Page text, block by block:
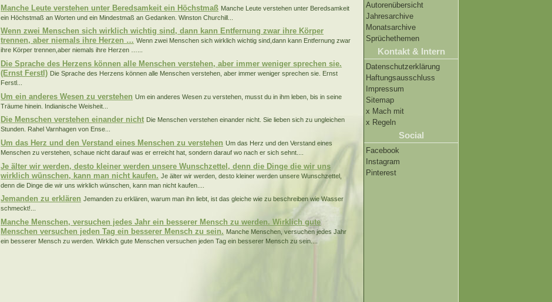
Autorenübersicht
Jahresarchive
Monatsarchive
Sprüchethemen
Kontakt & Intern
Datenschutzerklärung
Haftungsausschluss
Impressum
Sitemap
x Mach mit
x Regeln
Social
Facebook
Instagram
Pinterest
Manche Leute verstehen unter Beredsamkeit ein Höchstmaß Manche Leute verstehen unter Beredsamkeit
ein Höchstmaß an Worten und ein Mindestmaß an Gedanken. Winston Churchill...
Wenn zwei Menschen sich wirklich wichtig sind, dann kann Entfernung zwar ihre Körper
trennen, aber niemals ihre Herzen … Wenn zwei Menschen sich wirklich wichtig sind,dann kann Entfernung zwar
ihre Körper trennen,aber niemals ihre Herzen …...
Die Sprache des Herzens können alle Menschen verstehen, aber immer weniger sprechen sie.
(Ernst Ferstl) Die Sprache des Herzens können alle Menschen verstehen, aber immer weniger sprechen sie. Ernst
Ferstl...
Um ein anderes Wesen zu verstehen Um ein anderes Wesen zu verstehen, musst du in ihm leben, bis in seine
Träume hinein. Indianische Weisheit...
Die Menschen verstehen einander nicht Die Menschen verstehen einander nicht. Sie lieben sich zu ungleichen
Stunden. Rahel Varnhagen von Ense...
Um das Herz und den Verstand eines Menschen zu verstehen Um das Herz und den Verstand eines
Menschen zu verstehen, schaue nicht darauf was er erreicht hat, sondern darauf wo nach er sich sehnt....
Je älter wir werden, desto kleiner werden unsere Wunschzettel, denn die Dinge die wir uns
wirklich wünschen, kann man nicht kaufen. Je älter wir werden, desto kleiner werden unsere Wunschzettel,
denn die Dinge die wir uns wirklich wünschen, kann man nicht kaufen....
Jemanden zu erklären Jemanden zu erklären, warum man ihn liebt, ist das gleiche wie zu beschreiben wie Wasser
schmeckt!...
Manche Menschen, versuchen jedes Jahr ein besserer Mensch zu werden. Wirklich gute
Menschen versuchen jeden Tag ein besserer Mensch zu sein. Manche Menschen, versuchen jedes Jahr
ein besserer Mensch zu werden. Wirklich gute Menschen versuchen jeden Tag ein besserer Mensch zu sein....